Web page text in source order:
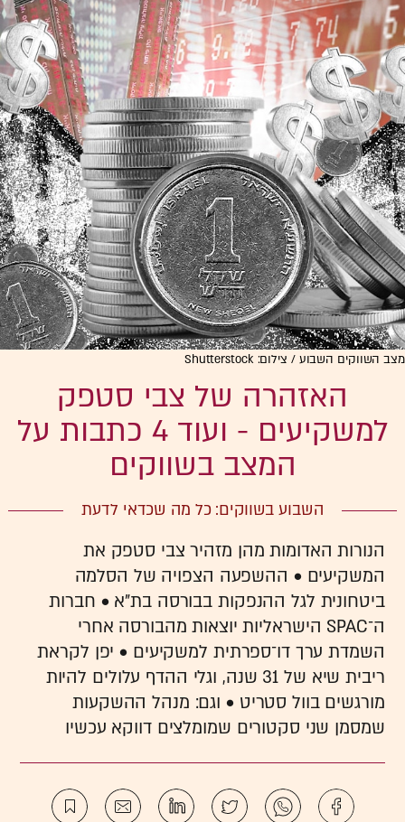
מצב השווקים השבוע / צילום: Shutterstock
האזהרה של צבי סטפק
למשקיעים - ועוד 4 כתבות על
המצב בשווקים
השבוע בשווקים: כל מה שכדאי לדעת
הנורות האדומות מהן מזהיר צבי סטפק את
המשקיעים • ההשפעה הצפויה של הסלמה
ביטחונית לגל ההנפקות בבורסה בת"א • חברות
ה־SPAC הישראליות יוצאות מהבורסה אחרי
השמדת ערך דו־ספרתית למשקיעים • יפן לקראת
ריבית שיא של 31 שנה, וגלי ההדף עלולים להיות
מורגשים בוול סטריט • וגם: מנהל ההשקעות
שמסמן שני סקטורים שמומלצים דווקא עכשיו